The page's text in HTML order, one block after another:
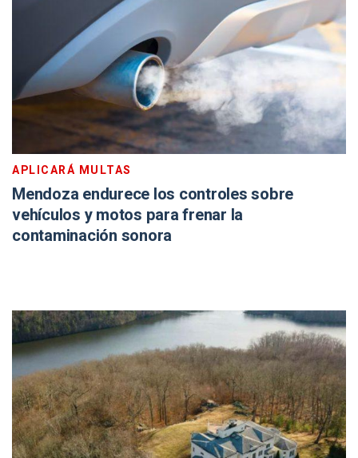
APLICARÁ MULTAS
Mendoza endurece los controles sobre
vehículos y motos para frenar la
contaminación sonora